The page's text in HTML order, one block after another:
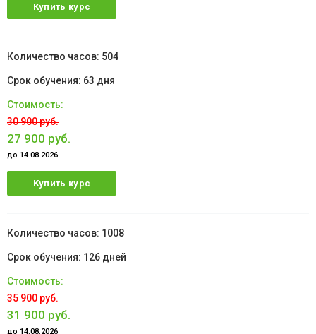
Купить курс
504
63 дня
30 900 руб.
27 900 руб.
до 14.08.2026
Купить курс
1008
126 дней
35 900 руб.
31 900 руб.
до 14.08.2026